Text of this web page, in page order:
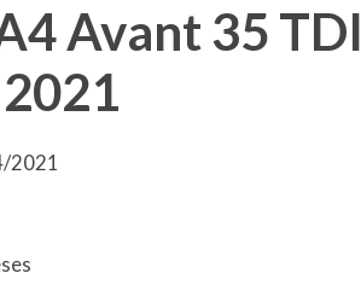
Avant 35 TDI
2021